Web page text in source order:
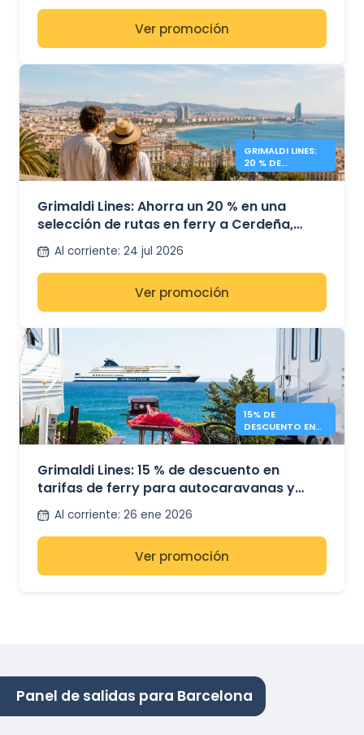
Ver promoción
GRIMALDI LINES:
20 % DE
DESCUENTO EN
Grimaldi Lines: Ahorra un 20 % en una
selección de rutas en ferry a Cerdeña,
Sicilia y España
Al corriente: 24 jul 2026
Ver promoción
15% DE
DESCUENTO EN
FERRIES PARA
GRIMALDI LINES
Grimaldi Lines: 15 % de descuento en
tarifas de ferry para autocaravanas y
minibuses
Al corriente: 26 ene 2026
Ver promoción
Panel de salidas para Barcelona